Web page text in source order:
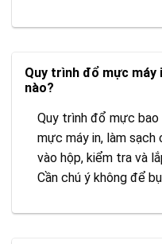
Quy trình đổ mực máy
nào?
Quy trình đổ mực
mực máy in, làm sạch
vào hộp, kiểm tra và
Cần chú ý không để